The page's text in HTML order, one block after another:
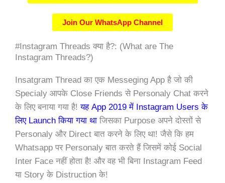
Join Our WhatsApp Channel
#Instagram Threads क्या है?: (What are The
Instagram Threads?)
Insatgram Thread का एक Messeging App है जो की
Specialy आपके Close Friends से Personaly Chat करने
के लिए बनाया गया है!यह App 2019 में Instagram Users के
लिए Launch किया गया था जिसका Purpose अपने दोस्तों से
Personaly और Direct बात करने के लिए था! जैसे कि हम
Whatsapp पर Personaly बात करते हैं जिसमें कोई Social
Inter Face नहीं होता है! और वह भी बिना Instagram Feed
या Story के Distruction के!